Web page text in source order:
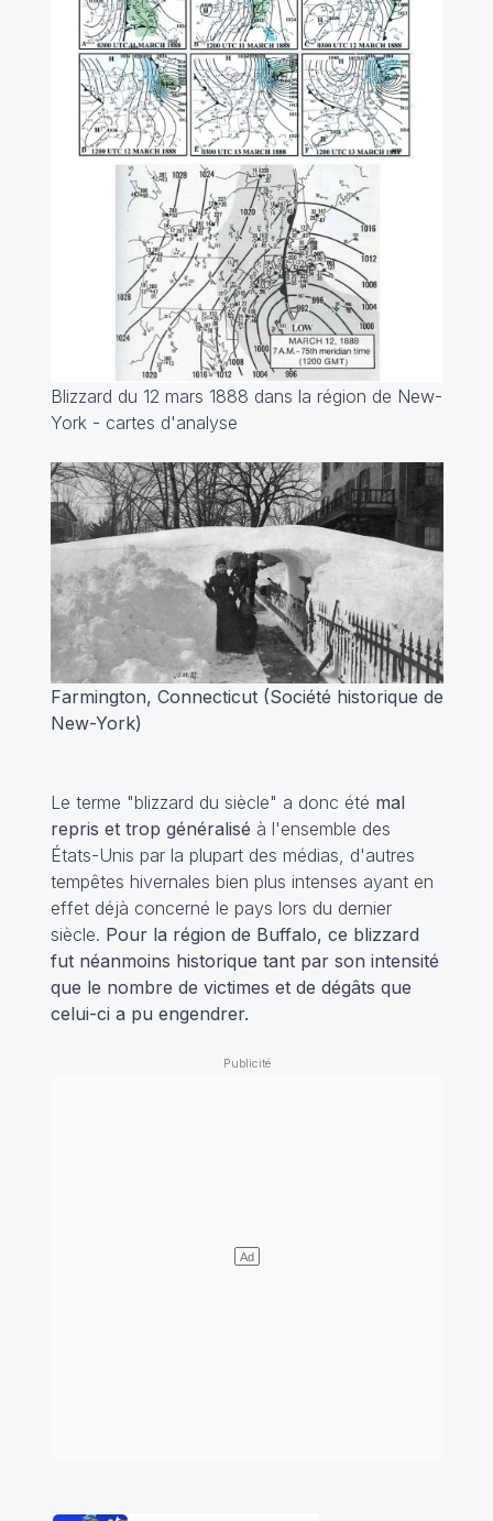
Blizzard du 12 mars 1888 dans la région de New-
York - cartes d'analyse
Farmington, Connecticut (Société historique de
New-York)
Le terme "blizzard du siècle" a donc été mal
repris et trop généralisé à l'ensemble des
États-Unis par la plupart des médias, d'autres
tempêtes hivernales bien plus intenses ayant en
effet déjà concerné le pays lors du dernier
siècle. Pour la région de Buffalo, ce blizzard
fut néanmoins historique tant par son intensité
que le nombre de victimes et de dégâts que
celui-ci a pu engendrer.